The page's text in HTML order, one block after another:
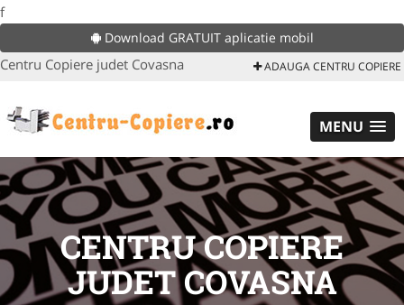
f
Download GRATUIT aplicatie mobil
Centru Copiere judet Covasna ADAUGA CENTRU COPIERE
MENU
CENTRU COPIERE
JUDET COVASNA